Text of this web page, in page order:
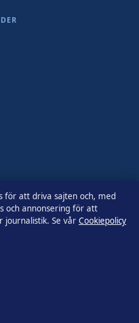
för att driva sajten och, med
och annonsering för att
journalistik. Se vår Cookiepolicy